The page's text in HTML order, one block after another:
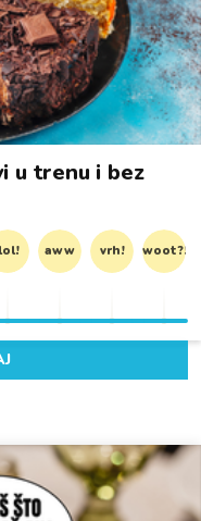
u trenu i bez
lol! aww vrh! woot?!